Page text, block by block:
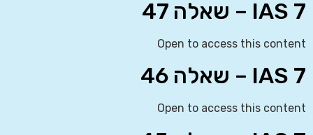
IAS 7 – שאלה 47
Open to access this content
IAS 7 – שאלה 46
Open to access this content